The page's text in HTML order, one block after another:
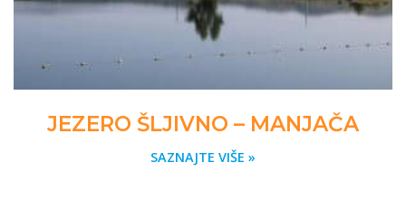
JEZERO ŠLJIVNO – MANJAČA
SAZNAJTE VIŠE »